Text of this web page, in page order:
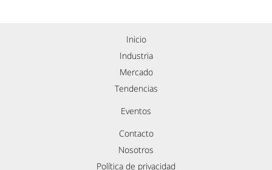
Inicio
Industria
Mercado
Tendencias
Eventos
Contacto
Nosotros
Política de privacidad